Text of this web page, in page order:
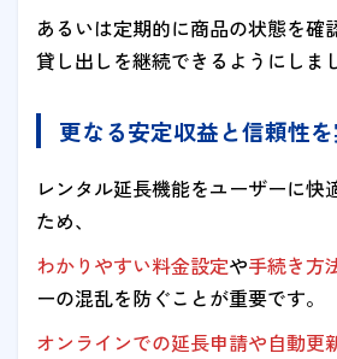
あるいは定期的に商品の状態を確
貸し出しを継続できるようにしま
更なる安定収益と信頼性
レンタル延長機能をユーザーに快
ため、
わかりやすい料金設定や手続き方
ーの混乱を防ぐことが重要です。
オンラインでの延長申請や自動更